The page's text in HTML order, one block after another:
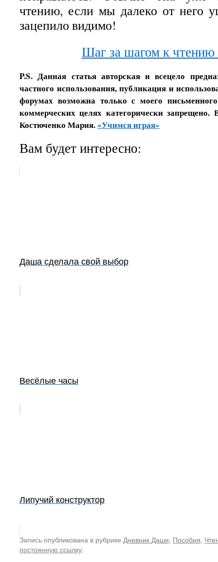
чтению, если мы далеко от него
зацепило видимо!
Шаг за шагом к чтению
P.S. Данная статья авторская и всецело
частного использования, публикация и
форумах возможна только с моего
коммерческих целях категорически
Костюченко Мария.«Учимся играя»
Вам будет интересно:
Даша сделала свой выбор
Весёлые часы
Липучий конструктор
Запись опубликована в рубрике Дневник Даши, Пособия,
постоянную ссылку.